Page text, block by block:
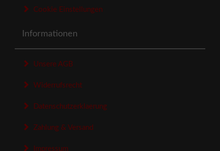
Cookie Einstellungen
Informationen
Unsere AGB
Widerrufsrecht
Datenschutzerklaerung
Zahlung & Versand
Impressum